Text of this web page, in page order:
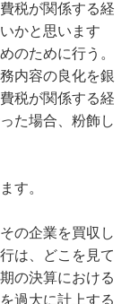
税が関係する経
かと思います
のために行う。
内容の良化を銀
税が関係する経
た場合、粉飾し
す。
の企業を買収し
は、どこを見て
の決算における
過大に計上する